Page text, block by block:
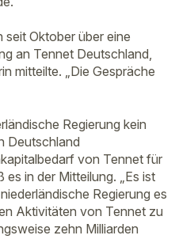
seit Oktober über eine
an Tennet Deutschland,
mitteilte. „Die Gespräche
Regierung kein
Deutschland
von Tennet für
es in der Mitteilung. „Es ist
Regierung es
Aktivitäten von Tennet zu
zehn Milliarden